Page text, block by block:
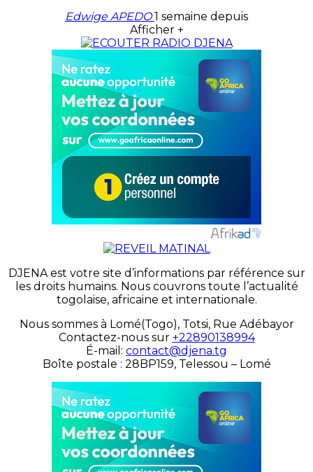
Edwige APEDO1 semaine depuis
Afficher +
DJENA est votre site d’informations par référence sur
les droits humains. Nous couvrons toute l’actualité
togolaise, africaine et internationale.
Nous sommes à Lomé(Togo), Totsi, Rue Adébayor
Contactez-nous sur +22890138994
É-mail: contact@djena.tg
Boîte postale : 28BP159, Telessou – Lomé